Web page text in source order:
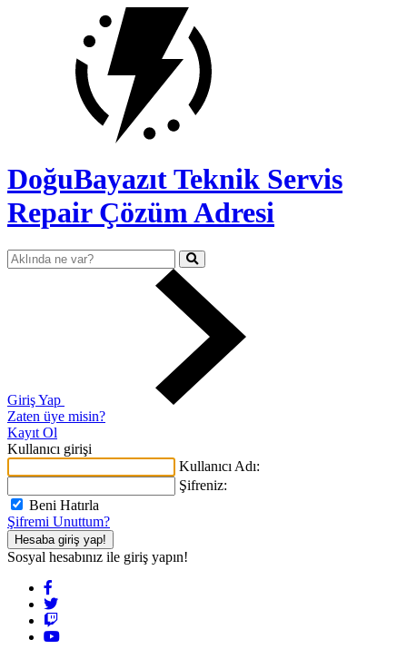
DoğuBayazıt Teknik Servis
Repair Çözüm Adresi
Giriş Yap
Zaten üye misin?
Kayıt Ol
Kullanıcı girişi
Kullanıcı Adı:
Şifreniz:
Beni Hatırla
Şifremi Unuttum?
Hesaba giriş yap!
Sosyal hesabınız ile giriş yapın!